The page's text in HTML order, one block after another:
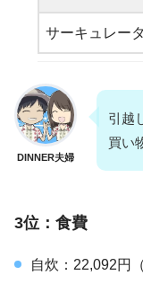
サーキュレー
DINNER夫婦
引越
買い
3位：食費
自炊：22,092円